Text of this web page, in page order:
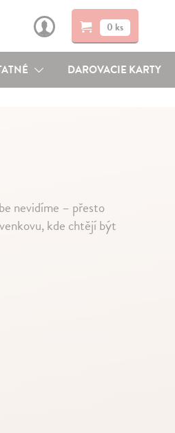
0 ks
DAROVACIE KARTY
nevidíme – přesto
kde chtějí být